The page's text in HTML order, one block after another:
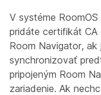
V systéme
pridáte certifikát CA
Room Navigator,
synchronizovať
pripojeným Room
zariadenie. Ak